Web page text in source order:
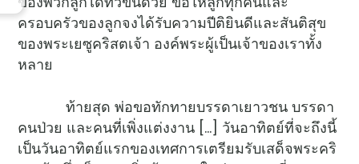
ครอบครัวของลูกจงได้รับความปีติยินดีและสันติสุข
ของพระเยซูคริสตเจ้า องค์พระผู้เป็นเจ้าของเราทั้ง
หลาย
ท้ายสุด พ่อขอทักทายบรรดาเยาวชน บรรดา
คนป่วย และคนที่เพิ่งแต่งงาน […] วันอาทิตย์ที่จะถึงนี้
เป็นวันอาทิตย์แรกของเทศการเตรียมรับเสด็จพระคริ